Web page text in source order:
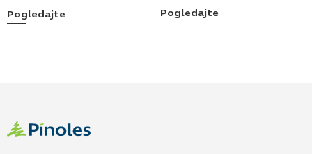
Pogledajte
Pogledajte